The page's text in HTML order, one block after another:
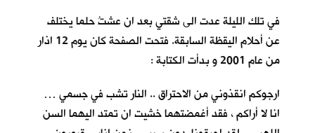
في تلك الليلة عدت الى شقتي بعد ان عشتُ حلما يختلف
عن أحلام اليقظة السابقة. فتحت الصفحة كان يوم 12 اذار
من عام 2001 و بدأت الكتابة :
ارجوكم انقذوني من الاحتراق .. النار تشب في جسمي …
انا لا أراكم ، فقد أغمضتهما خشيت ان تمتد اليهما السن